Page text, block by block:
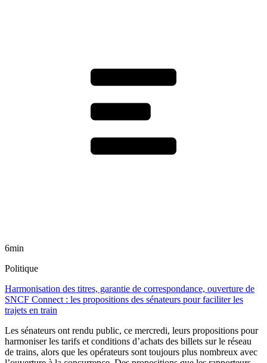
6min
Politique
Harmonisation des titres, garantie de correspondance, ouverture de
SNCF Connect : les propositions des sénateurs pour faciliter les
trajets en train
Les sénateurs ont rendu public, ce mercredi, leurs propositions pour
harmoniser les tarifs et conditions d’achats des billets sur le réseau
de trains, alors que les opérateurs sont toujours plus nombreux avec